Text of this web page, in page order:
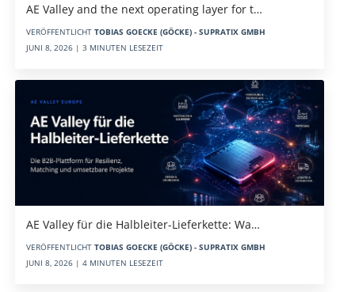
AE Valley and the next operating layer for t…
VERÖFFENTLICHT TOBIAS GOECKE (GÖCKE) - SUPRATIX GMBH
JUNI 8, 2026 | 3 MINUTEN LESEZEIT
AE Valley für die Halbleiter-Lieferkette: Wa…
VERÖFFENTLICHT TOBIAS GOECKE (GÖCKE) - SUPRATIX GMBH
JUNI 8, 2026 | 4 MINUTEN LESEZEIT